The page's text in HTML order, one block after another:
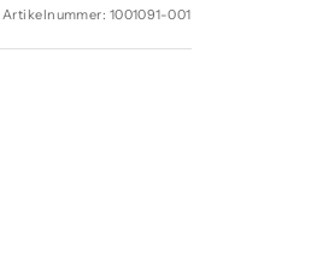
Artikelnummer: 1001091-001